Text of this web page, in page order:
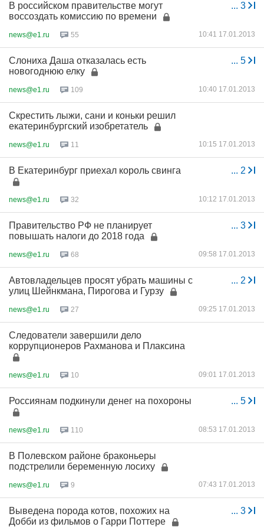
... 3
В российском правительстве могут
воссоздать комиссию по времени
news@e1.ru 55 10:41 17.01.2013
... 5
Слониха Даша отказалась есть
новогоднюю елку
news@e1.ru 109 10:40 17.01.2013
Скрестить лыжи, сани и коньки решил
екатеринбургский изобретатель
news@e1.ru 11 10:15 17.01.2013
... 2
В Екатеринбург приехал король свинга
news@e1.ru 32 10:12 17.01.2013
... 3
Правительство РФ не планирует
повышать налоги до 2018 года
news@e1.ru 68 09:58 17.01.2013
... 2
Автовладельцев просят убрать машины с
улиц Шейнкмана, Пирогова и Гурзу
news@e1.ru 27 09:25 17.01.2013
Следователи завершили дело
коррупционеров Рахманова и Плаксина
news@e1.ru 10 09:01 17.01.2013
... 5
Россиянам подкинули денег на похороны
news@e1.ru 110 08:53 17.01.2013
В Полевском районе браконьеры
подстрелили беременную лосиху
news@e1.ru 9 07:43 17.01.2013
... 3
Выведена порода котов, похожих на
Добби из фильмов о Гарри Поттере